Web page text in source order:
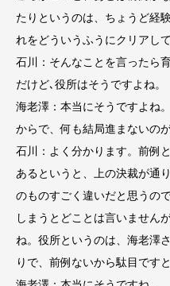
たりというのは、ちょうど経
れをどういうふうにクリアし
石川：そんなことを言ったら
だけど､役所はそうですよね。
海老澤：本当にそうですよね
からで、何も結局進まないの
石川：よく分かります。前例
あるというと、上の決裁が通
のものすごく違いだと思うの
しまうとどことは言いません
ね。役所というのは、海老
りで、前例ないから駄目ですと